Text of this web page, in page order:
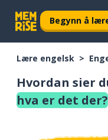
Begynn å
Lære engelsk
Hvordan sier
hva er det der?